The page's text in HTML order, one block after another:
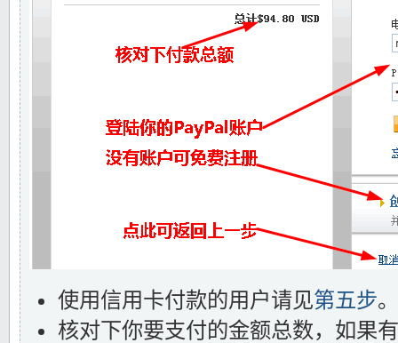
使用信用卡付款的用户请见第五步。
核对下你要支付的金额总数，如果